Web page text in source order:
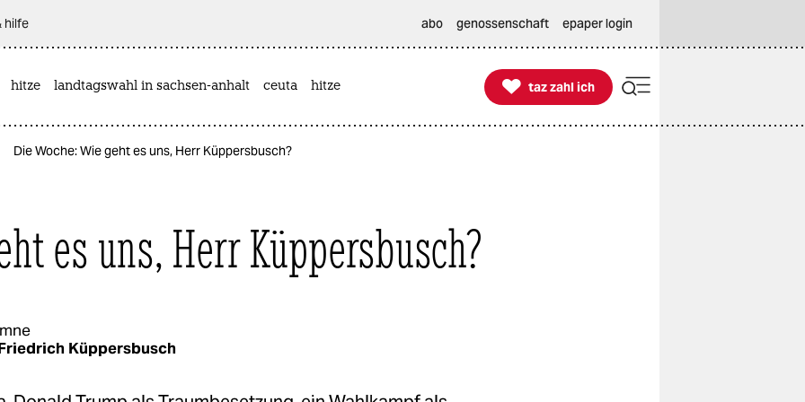
hilfe abo genossenschaft epaper login
hitze landtagswahl in sachsen-anhalt ceuta hitze 
taz zahl ich
taz zahl ich
Die Woche: Wie geht es uns, Herr Küppersbusch?
es uns, Herr Küppersbusch?
Küppersbusch